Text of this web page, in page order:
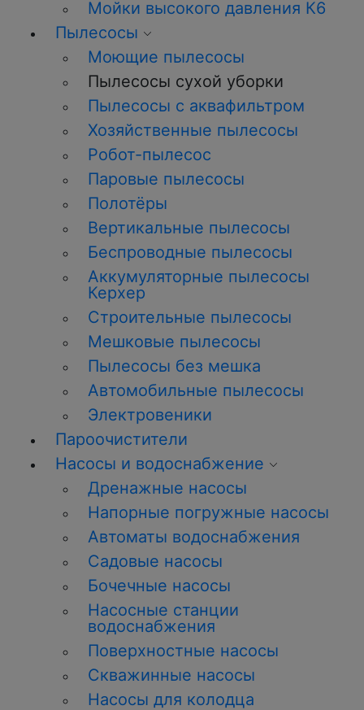
Мойки высокого давления К6
Пылесосы
Моющие пылесосы
Пылесосы сухой уборки
Пылесосы с аквафильтром
Хозяйственные пылесосы
Робот-пылесос
Паровые пылесосы
Полотёры
Вертикальные пылесосы
Беспроводные пылесосы
Аккумуляторные пылесосы
Керхер
Строительные пылесосы
Мешковые пылесосы
Пылесосы без мешка
Автомобильные пылесосы
Электровеники
Пароочистители
Насосы и водоснабжение
Дренажные насосы
Напорные погружные насосы
Автоматы водоснабжения
Садовые насосы
Бочечные насосы
Насосные станции
водоснабжения
Поверхностные насосы
Скважинные насосы
Насосы для колодца